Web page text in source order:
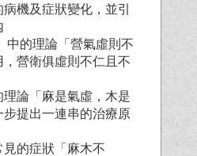
機及症狀變化，並引
中的理論「營氣虛則不
營衛俱虛則不仁且不
理論「麻是氣虛，木是
提出一連串的治療原
的症狀「麻木不